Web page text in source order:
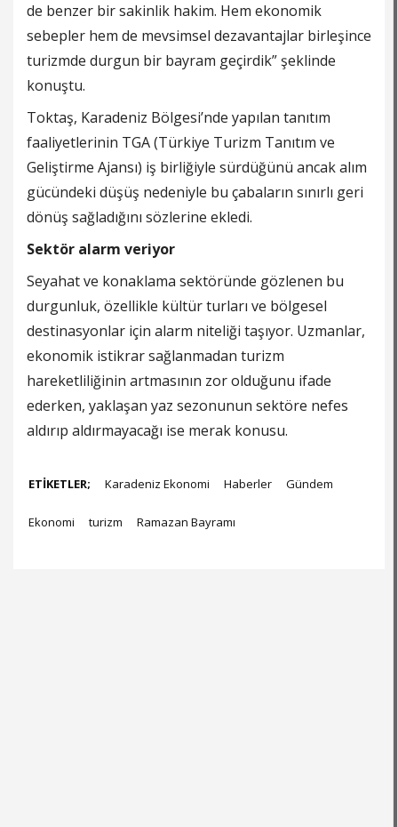
de benzer bir sakinlik hakim. Hem ekonomik
sebepler hem de mevsimsel dezavantajlar birleşince
turizmde durgun bir bayram geçirdik” şeklinde
konuştu.
Toktaş, Karadeniz Bölgesi’nde yapılan tanıtım
faaliyetlerinin TGA (Türkiye Turizm Tanıtım ve
Geliştirme Ajansı) iş birliğiyle sürdüğünü ancak alım
gücündeki düşüş nedeniyle bu çabaların sınırlı geri
dönüş sağladığını sözlerine ekledi.
Sektör alarm veriyor
Seyahat ve konaklama sektöründe gözlenen bu
durgunluk, özellikle kültür turları ve bölgesel
destinasyonlar için alarm niteliği taşıyor. Uzmanlar,
ekonomik istikrar sağlanmadan turizm
hareketliliğinin artmasının zor olduğunu ifade
ederken, yaklaşan yaz sezonunun sektöre nefes
aldırıp aldırmayacağı ise merak konusu.
ETİKETLER; Karadeniz Ekonomi Haberler Gündem
Ekonomi turizm Ramazan Bayramı